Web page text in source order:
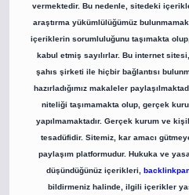
vermektedir. Bu nedenle, sitedeki
araştırma yükümlülüğümüz
içeriklerin sorumluluğunu taşımakta
kabul etmiş sayılırlar. Bu internet
şahıs şirketi ile hiçbir bağlantısı
hazırladığımız makaleler
niteliği taşımamakta olup, gerçek
yapılmamaktadır. Gerçek kurum ve
tesadüfidir. Sitemiz, kar amacı
paylaşım platformudur. Hukuka ve
düşündüğünüz içerikleri,
bildirmeniz halinde, ilgili içerikler